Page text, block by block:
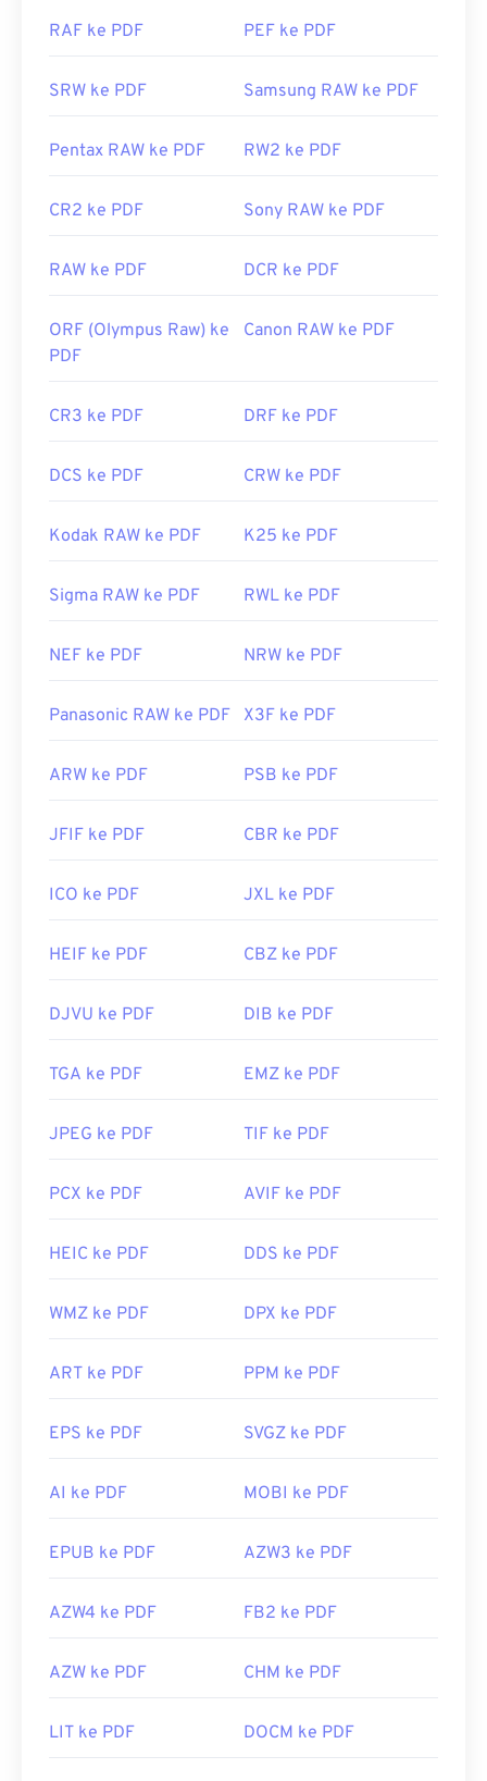
Dikembangkan oleh:
PNG Development Group
Rilis Awal:1 Oktober 1996
Artikel LifeWire tentang PNG
GunakanPemilih Warna
kami untuk memilih warna
merekomendasikan
SumatraPDF atau
gratis.
Tautan yang berguna:
https://acrobat.adobe.com/us/en/mengapa-
RAF ke PDF PEF ke PDF
SRW ke PDF Samsung RAW ke PDF
Pentax RAW ke PDF RW2 ke PDF
CR2 ke PDF Sony RAW ke PDF
RAW ke PDF DCR ke PDF
ORF (Olympus Raw) ke
PDF
Canon RAW ke PDF
CR3 ke PDF DRF ke PDF
DCS ke PDF CRW ke PDF
Kodak RAW ke PDF K25 ke PDF
Sigma RAW ke PDF RWL ke PDF
NEF ke PDF NRW ke PDF
Panasonic RAW ke PDF X3F ke PDF
ARW ke PDF PSB ke PDF
JFIF ke PDF CBR ke PDF
ICO ke PDF JXL ke PDF
HEIF ke PDF CBZ ke PDF
DJVU ke PDF DIB ke PDF
TGA ke PDF EMZ ke PDF
JPEG ke PDF TIF ke PDF
PCX ke PDF AVIF ke PDF
HEIC ke PDF DDS ke PDF
WMZ ke PDF DPX ke PDF
ART ke PDF PPM ke PDF
EPS ke PDF SVGZ ke PDF
AI ke PDF MOBI ke PDF
EPUB ke PDF AZW3 ke PDF
AZW4 ke PDF FB2 ke PDF
AZW ke PDF CHM ke PDF
LIT ke PDF DOCM ke PDF